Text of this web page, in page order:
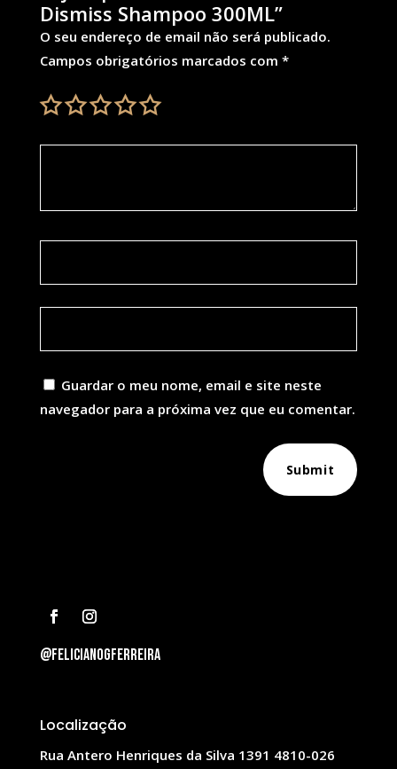
Dismiss Shampoo 300ML”
O seu endereço de email não será publicado.
Campos obrigatórios marcados com *
Guardar o meu nome, email e site neste
navegador para a próxima vez que eu comentar.
Submit
@felicianogferreira
Localização
Rua Antero Henriques da Silva 1391 4810-026